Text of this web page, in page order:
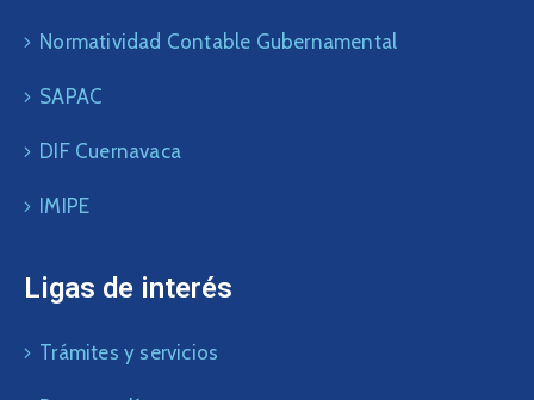
Normatividad Contable Gubernamental
SAPAC
DIF Cuernavaca
IMIPE
Ligas de interés
Trámites y servicios